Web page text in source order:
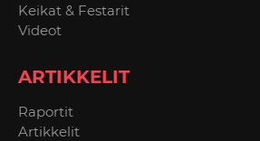
Keikat & Festarit
Videot
ARTIKKELIT
Raportit
Artikkelit